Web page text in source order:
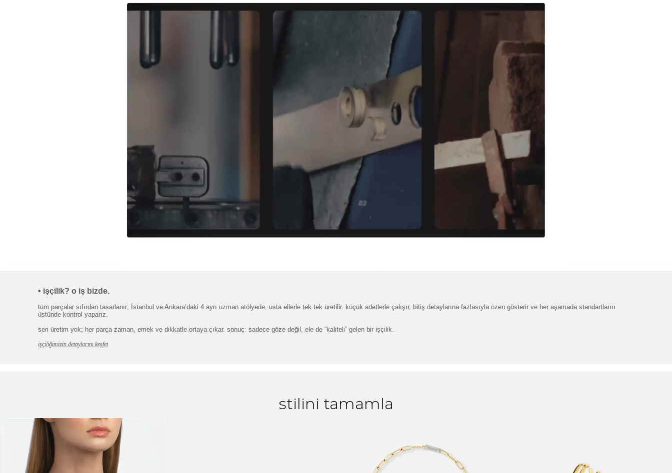
• işçilik? o iş bizde.
tüm parçalar sıfırdan tasarlanır; İstanbul ve Ankara’daki 4 ayrı uzman atölyede, usta ellerle tek tek üretilir. küçük adetlerle çalışır, bitiş detaylarına fazlasıyla özen gösterir ve her aşamada standartların
üstünde kontrol yaparız.
seri üretim yok; her parça zaman, emek ve dikkatle ortaya çıkar. sonuç: sadece göze değil, ele de “kaliteli” gelen bir işçilik.
işçiliğimizin detaylarını keşfet
stilini tamamla
kayıt ol ve ilk siparişine özel%15 indirimve
ücretsiz lazer kazıma
fırsatından faydalan.
E-posta adresinizi girerek pazarlama ve tanıtım ile ilgili iletişim almayı kabul
edersiniz ve Gizlilik Politikamızı okuduğunuzu ve kabul ettiğinizi onaylarsınız.